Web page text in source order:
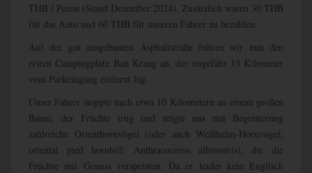
THB / Peron (Stand Dezember 2024). Zusätzlich waren 30 THB
für das Auto und 60 THB für unseren Fahrer zu bezahlen.
Auf der gut ausgebauten Asphaltstraße fuhren wir nun den
ersten Campingplatz Ban Krang an, der ungefähr 13 Kilometer
vom Parkeingang entfernt lag.
Unser Fahrer stoppte nach etwa 10 Kilometern an einem großen
Baum, der Früchte trug und zeigte uns mit Begeisterung
zahlreiche Orienthornvögel (oder auch Weißhelm-Hornvogel;
oriental pied hornbill; Anthracoceros albirostris), die die
Früchte mit Genuss verspeisten. Da er leider kein Englisch